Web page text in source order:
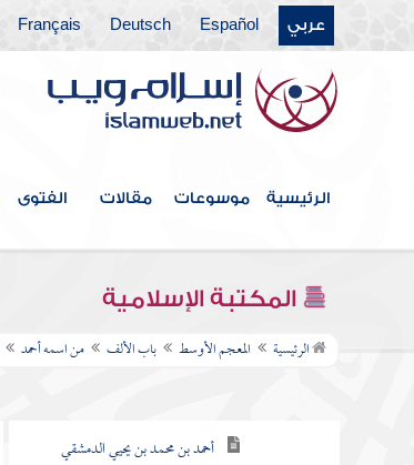
عربي Español
Deutsch
Français
الرئيسية موسوعات مقالات الفتوى
المكتبة الإسلامية
الرئيسية المعجم الأوسط باب الألف من اسمه أحمد
فهرس الكتاب
باب الألف
من اسمه أحمد
أحمد بن محمد بن يحيي الدمشقي